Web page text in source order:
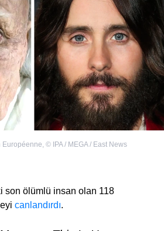
Européenne, © IPA / MEGA / East News
son ölümlü insan olan 118
canlandırdı.